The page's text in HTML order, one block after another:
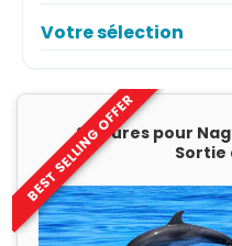
Votre sélection
2 Heures pour
Sortie
BEST SELLING OFFER